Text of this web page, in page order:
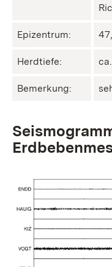
Epizentrum:
Herdtiefe:
Bemerkung: